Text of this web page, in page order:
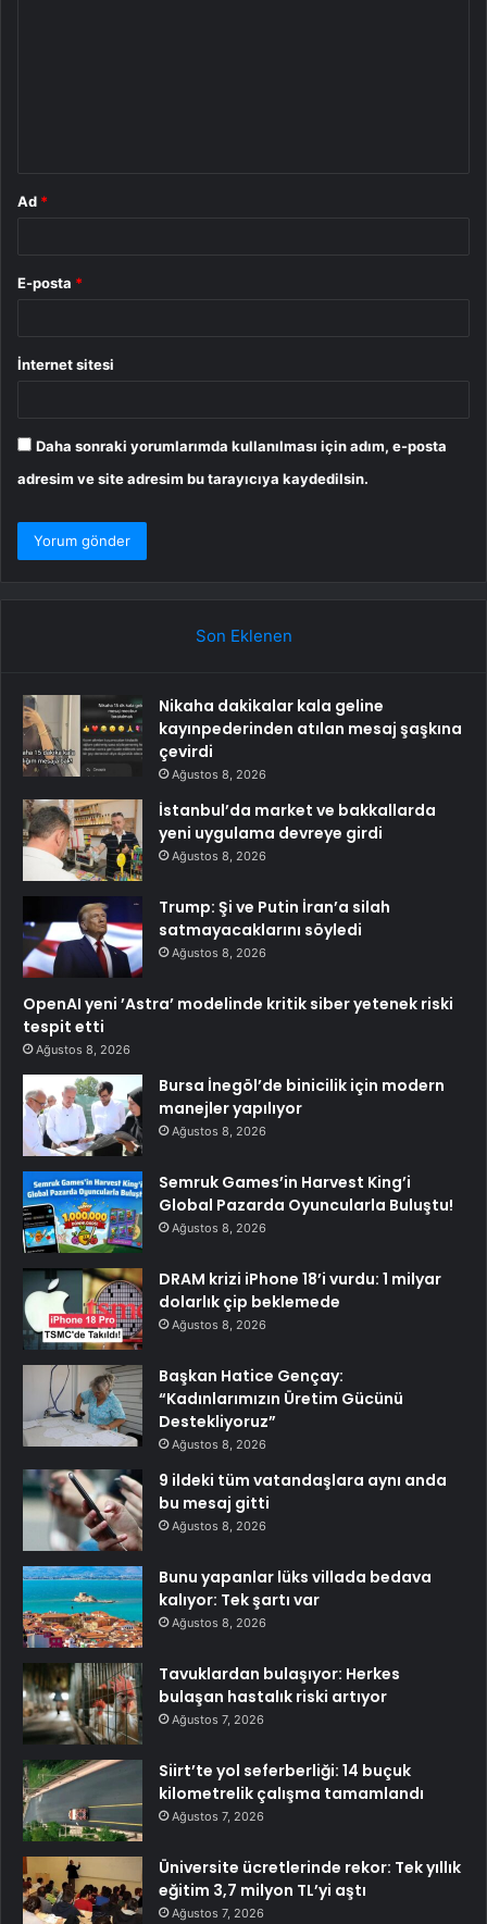
Ad *
E-posta *
İnternet sitesi
Daha sonraki yorumlarımda kullanılması için adım, e-posta
adresim ve site adresim bu tarayıcıya kaydedilsin.
Son Eklenen
Nikaha dakikalar kala geline
kayınpederinden atılan mesaj şaşkına
çevirdi
Ağustos 8, 2026
İstanbul’da market ve bakkallarda
yeni uygulama devreye girdi
Ağustos 8, 2026
Trump: Şi ve Putin İran’a silah
satmayacaklarını söyledi
Ağustos 8, 2026
OpenAI yeni ’Astra’ modelinde kritik siber yetenek riski
tespit etti
Ağustos 8, 2026
Bursa İnegöl’de binicilik için modern
manejler yapılıyor
Ağustos 8, 2026
Semruk Games’in Harvest King’i
Global Pazarda Oyuncularla Buluştu!
Ağustos 8, 2026
DRAM krizi iPhone 18’i vurdu: 1 milyar
dolarlık çip beklemede
Ağustos 8, 2026
Başkan Hatice Gençay:
“Kadınlarımızın Üretim Gücünü
Destekliyoruz”
Ağustos 8, 2026
9 ildeki tüm vatandaşlara aynı anda
bu mesaj gitti
Ağustos 8, 2026
Bunu yapanlar lüks villada bedava
kalıyor: Tek şartı var
Ağustos 8, 2026
Tavuklardan bulaşıyor: Herkes
bulaşan hastalık riski artıyor
Ağustos 7, 2026
Siirt’te yol seferberliği: 14 buçuk
kilometrelik çalışma tamamlandı
Ağustos 7, 2026
Üniversite ücretlerinde rekor: Tek yıllık
eğitim 3,7 milyon TL’yi aştı
Ağustos 7, 2026